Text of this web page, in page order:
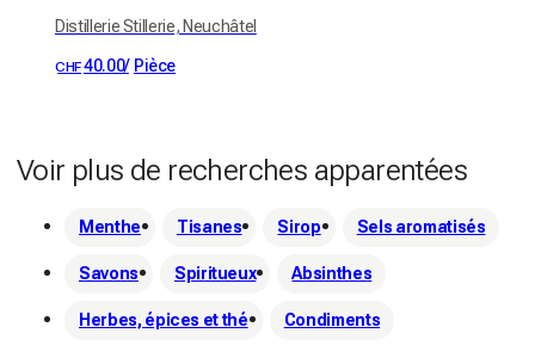
Distillerie Stillerie, Neuchâtel
CHF40.00/ Pièce
Voir plus de recherches apparentées
Menthe Tisanes Sirop Sels aromatisés
Savons Spiritueux Absinthes
Herbes, épices et thé Condiments